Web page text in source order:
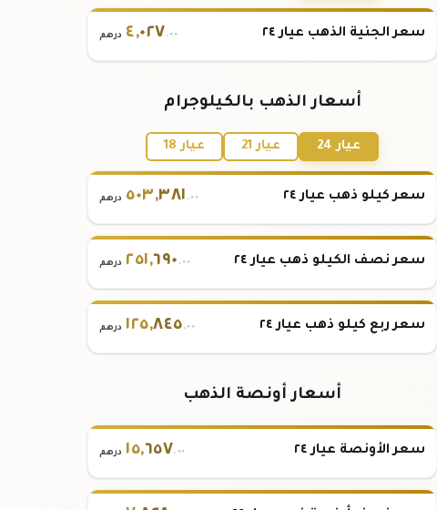
سعر الجنية الذهب عيار ٢٤ ٤,٠٢٧ .٠٠ درهم
أسعار الذهب بالكيلوجرام
عيار 24 عيار 21 عيار 18
سعر كيلو ذهب عيار ٢٤ ٥٠٣,٣٨١ .٠٠ درهم
سعر نصف الكيلو ذهب عيار ٢٤ ٢٥١,٦٩٠ .٠٠ درهم
سعر ربع كيلو ذهب عيار ٢٤ ١٢٥,٨٤٥.٠٠ درهم
أسعار أونصة الذهب
سعر الأونصة عيار ٢٤ ١٥,٦٥٧.٠٠ درهم